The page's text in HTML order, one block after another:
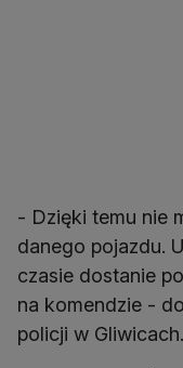
- Dzięki temu nie
danego pojazdu.
czasie dostanie
na komendzie -
policji w Gliwicach.